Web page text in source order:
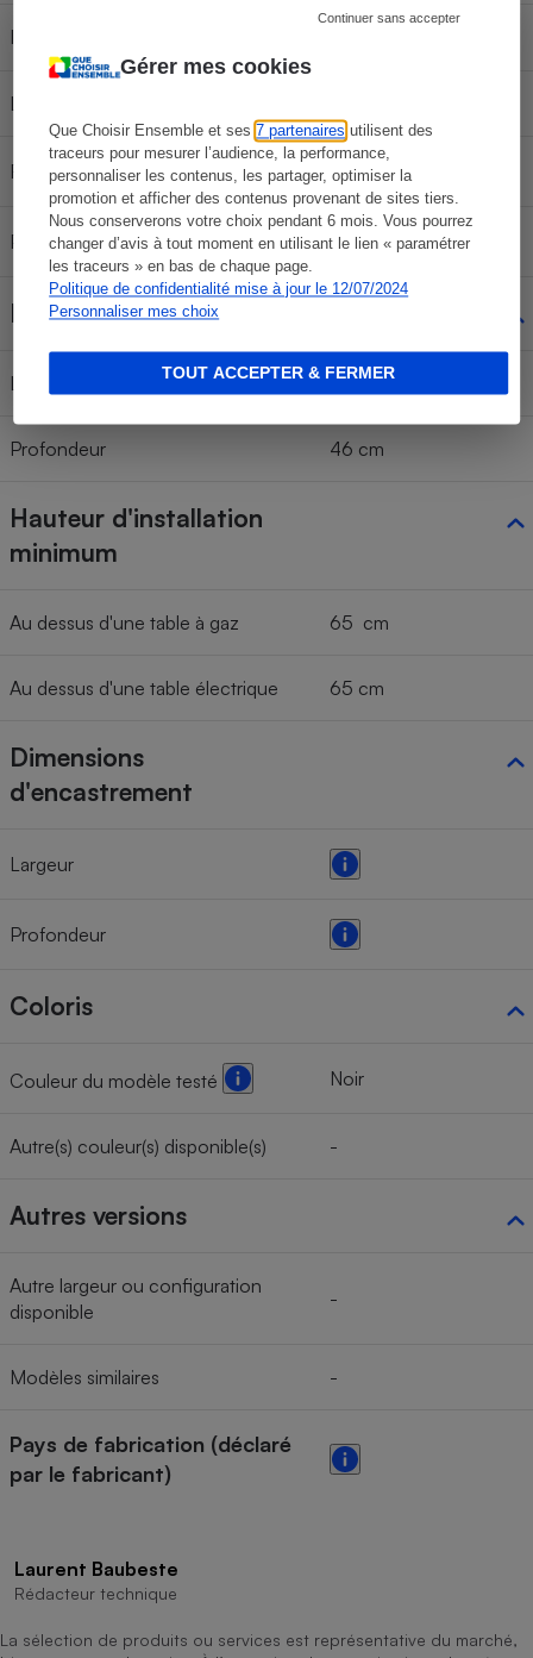
Gérer mes cookies
Que Choisir Ensemble et ses7 partenaires utilisent des
traceurs pour mesurer l’audience, la performance,
personnaliser les contenus, les partager, optimiser la
promotion et afficher des contenus provenant de sites tiers.
Nous conserverons votre choix pendant 6 mois. Vous pourrez
changer d’avis à tout moment en utilisant le lien « paramétrer
les traceurs » en bas de chaque page.
Politique de confidentialité mise à jour le 12/07/2024
Personnaliser mes choix
Continuer sans accepter
TOUT ACCEPTER & FERMER
Indicateur de saturation
Lavables en lave-vaisselle
Référence
Prix unitaire d’un filtre à graisse
Dimensions
Largeur 89,5 cm
Profondeur 46 cm
Hauteur d'installation
minimum
Au dessus d'une table à gaz 65 cm
Au dessus d'une table électrique 65 cm
Dimensions
d'encastrement
Largeur
Profondeur
Coloris
Couleur du modèle testé Noir
Autre(s) couleur(s) disponible(s) -
Autres versions
Autre largeur ou configuration
disponible
-
Modèles similaires -
Pays de fabrication (déclaré
par le fabricant)
Laurent Baubeste
Rédacteur technique
La sélection de produits ou services est représentative du marché,